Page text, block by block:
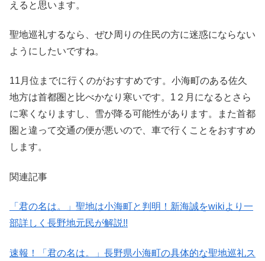
えると思います。
聖地巡礼するなら、ぜひ周りの住民の方に迷惑にならない
ようにしたいですね。
11月位までに行くのがおすすめです。小海町のある佐久
地方は首都圏と比べかなり寒いです。1２月になるとさら
に寒くなりますし、雪が降る可能性があります。また首都
圏と違って交通の便が悪いので、車で行くことをおすすめ
します。
関連記事
「君の名は。」聖地は小海町と判明！新海誠をwikiより一
部詳しく長野地元民が解説!!
速報！「君の名は。」長野県小海町の具体的な聖地巡礼ス